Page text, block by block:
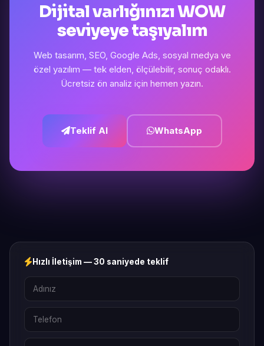
Dijital varlığınızı WOW
seviyeye taşıyalım
Web tasarım, SEO, Google Ads, sosyal medya ve
özel yazılım — tek elden, ölçülebilir, sonuç odaklı.
Ücretsiz ön analiz için hemen yazın.
Teklif Al WhatsApp
Hızlı İletişim — 30 saniyede teklif